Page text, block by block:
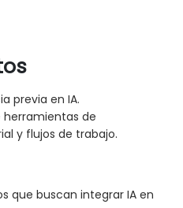
previa en IA.
de
y flujos de trabajo.
que buscan integrar IA en